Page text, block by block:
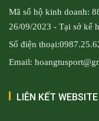
Mã số hộ kinh doanh:
26/09/2023 - Tại sở kế
Số điện
Email:
LIÊN KẾT WEBSITE